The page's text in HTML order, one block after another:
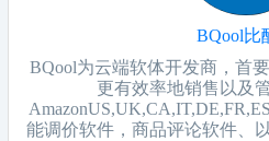
BQool比
BQool为云端软体开发商，首
更有效率地销售以及
能调价软件，商品评论软件、